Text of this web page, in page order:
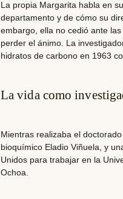
La propia Margarita habla en
departamento y de cómo su
embargo, ella no cedió ante
perder el ánimo. La
hidratos de carbono en 1963
La vida como
Mientras realizaba el
bioquímico Eladio Viñuela, y
Unidos para trabajar en la
Ochoa.